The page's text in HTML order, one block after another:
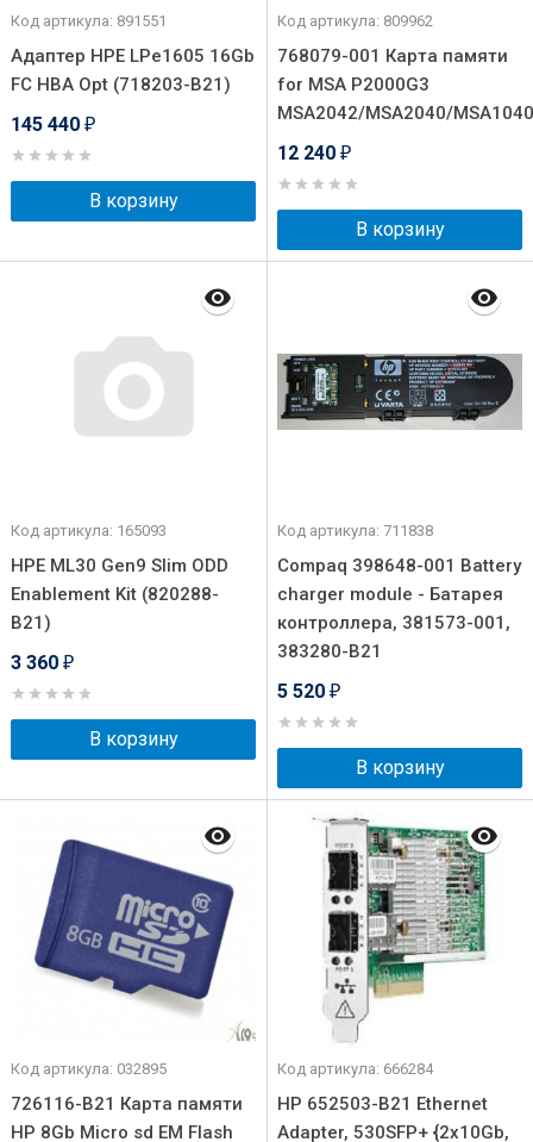
Код артикула: 891551
Адаптер HPE LPe1605 16Gb
FC HBA Opt (718203-B21)
145 440 ₽
В корзину
Код артикула: 809962
768079-001 Карта памяти
for MSA P2000G3
MSA2042/MSA2040/MSA1040
12 240 ₽
В корзину
Код артикула: 165093
HPE ML30 Gen9 Slim ODD
Enablement Kit (820288-
B21)
3 360 ₽
В корзину
Код артикула: 711838
Compaq 398648-001 Battery
charger module - Батарея
контроллера, 381573-001,
383280-B21
5 520 ₽
В корзину
Код артикула: 032895
726116-B21 Карта памяти
HP 8Gb Micro sd EM Flash
Код артикула: 666284
HP 652503-B21 Ethernet
Adapter, 530SFP+ {2x10Gb,